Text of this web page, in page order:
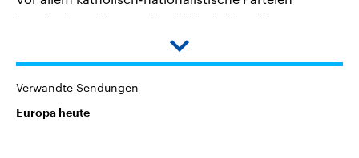
beschwören dieses Rollenbild. Gleichzeitig
konfrontiert der Alltag die Männer mit den neuen
Realitäten: Frauen fordern lautstark ihr Rechte ein.
wachsende LGBTQ-Bewegung rüttelt am
traditionellen Familienbild. Die Verunsicherung ist
Down
arrow
Verwandte Sendungen
Europa heute